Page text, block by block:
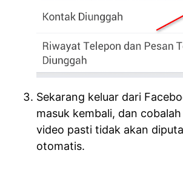
Sekarang keluar dari
masuk kembali, dan
video pasti tidak akan
otomatis.